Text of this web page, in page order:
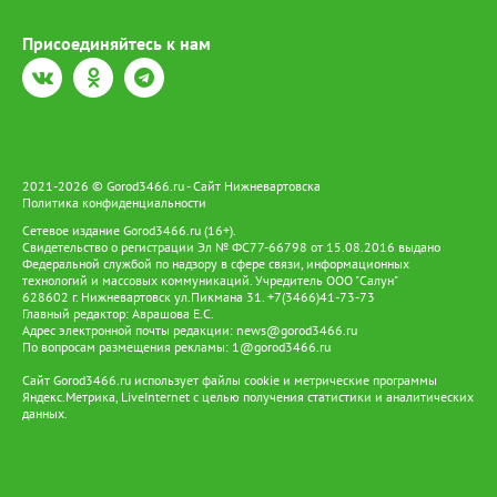
применимость решения. Для меня важно, что результаты
исследования могут быть полезны в реальных
производственных условиях», - рассказала Диана. В секции
земель. «В моей секции было представлено большое
количество работ (26 докладов), соответственно, и
конкуренция была высокая. Работы всех участников очень
достойные и несут вклад в развитии своего предприятия.
Также все работы отличаются оригинальностью и свежестью
идей», - говорит Ольга. В секции «Сбор, транспортировка,
подготовка нефти и газа. Технология и оборудование
процессов транспортировки, подготовки и переработки нефти
и газа» номинации «Эффективность процессов» удостоен
Майбородин. «Благодаря своим наставникам: Сергею Кутькову
и Евгению Полякову, мне удалось взглянуть на элементарные
Присоединяйтесь к нам
2021-2026 © Gorod3466.ru - Сайт Нижневартовска
Политика конфиденциальности
Сетевое издание Gorod3466.ru (16+).
Свидетельство о регистрации Эл № ФС77-66798 от 15.08.2016 выдано
Федеральной службой по надзору в сфере связи, информационных
технологий и массовых коммуникаций. Учредитель ООО "Салун"
628602 г. Нижневартовск ул.Пикмана 31. +7(3466)41-73-73
Главный редактор: Аврашова Е.С.
Адрес электронной почты редакции: news@gorod3466.ru
По вопросам размещения рекламы: 1@gorod3466.ru
Сайт Gorod3466.ru использует файлы cookie и метрические программы
Яндекс.Метрика, LiveInternet с целью получения статистики и аналитических
данных.